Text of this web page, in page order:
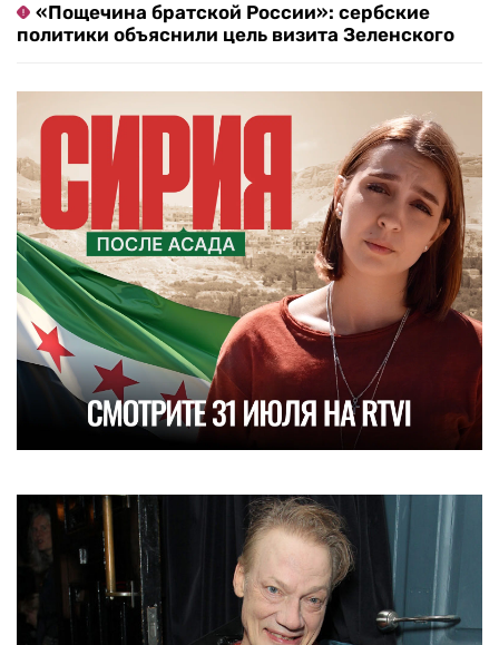
«Пощечина братской России»: сербские
политики объяснили цель визита Зеленского